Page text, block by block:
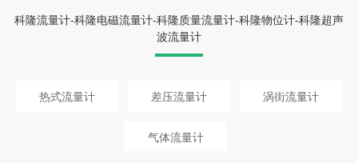
科隆流量计-科隆电磁流量计-科隆质量流量计-科隆物位计-科隆超声
波流量计
热式流量计 差压流量计 涡街流量计
气体流量计